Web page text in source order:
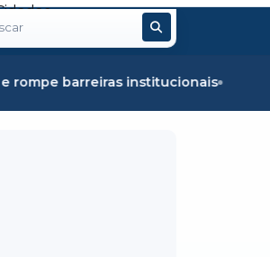
institucionais Fiscalização